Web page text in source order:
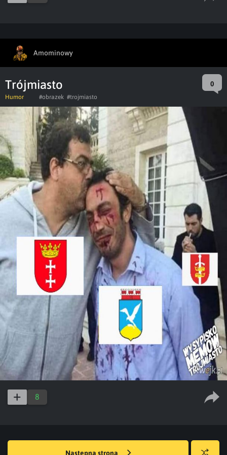
Amominowy
Trójmiasto 0
Humor #obrazek #trojmiasto
8
Następna strona